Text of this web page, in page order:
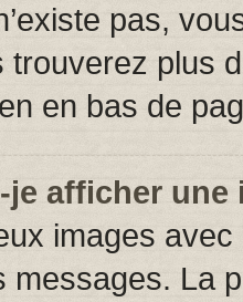
pas,
trouverez plus
en bas de
afficher une
images
messages. La